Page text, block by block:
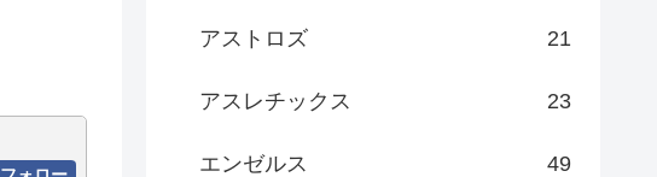
アストロズ 21
アスレチックス 23
エンゼルス 49